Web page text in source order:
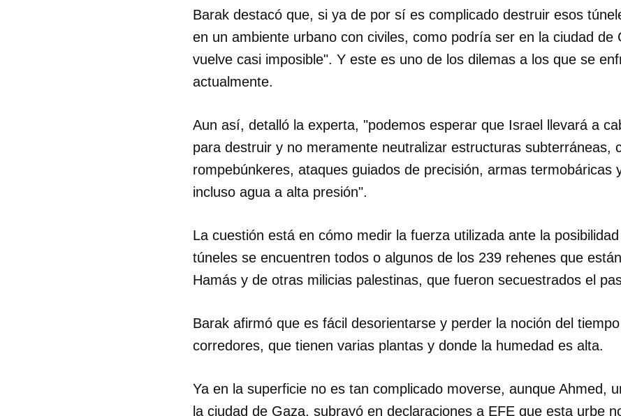
Barak destacó que, si ya de por sí es complicado destruir esos
en un ambiente urbano con civiles, como podría ser en la ciudad de
vuelve casi imposible". Y este es uno de los dilemas a los que se
actualmente.
Aun así, detalló la experta, "podemos esperar que Israel llevará a
para destruir y no meramente neutralizar estructuras subterráneas,
rompebúnkeres, ataques guiados de precisión, armas termobáricas
incluso agua a alta presión".
La cuestión está en cómo medir la fuerza utilizada ante la
túneles se encuentren todos o algunos de los 239 rehenes que
Hamás y de otras milicias palestinas, que fueron secuestrados el
Barak afirmó que es fácil desorientarse y perder la noción del
corredores, que tienen varias plantas y donde la humedad es alta.
Ya en la superficie no es tan complicado moverse, aunque Ahmed,
la ciudad de Gaza, subrayó en declaraciones a EFE que esta urbe